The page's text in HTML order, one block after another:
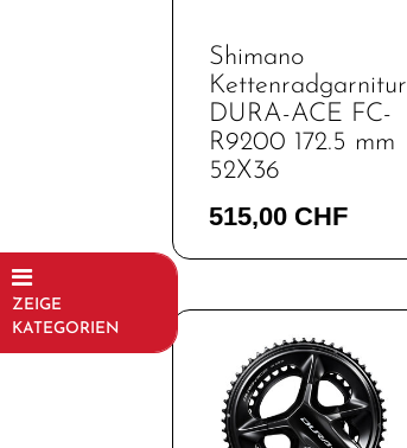
ZEIGE
KATEGORIEN
Shimano
Kettenradgarnitur
DURA-ACE FC-
R9200 172.5 mm
52X36
515,00 CHF